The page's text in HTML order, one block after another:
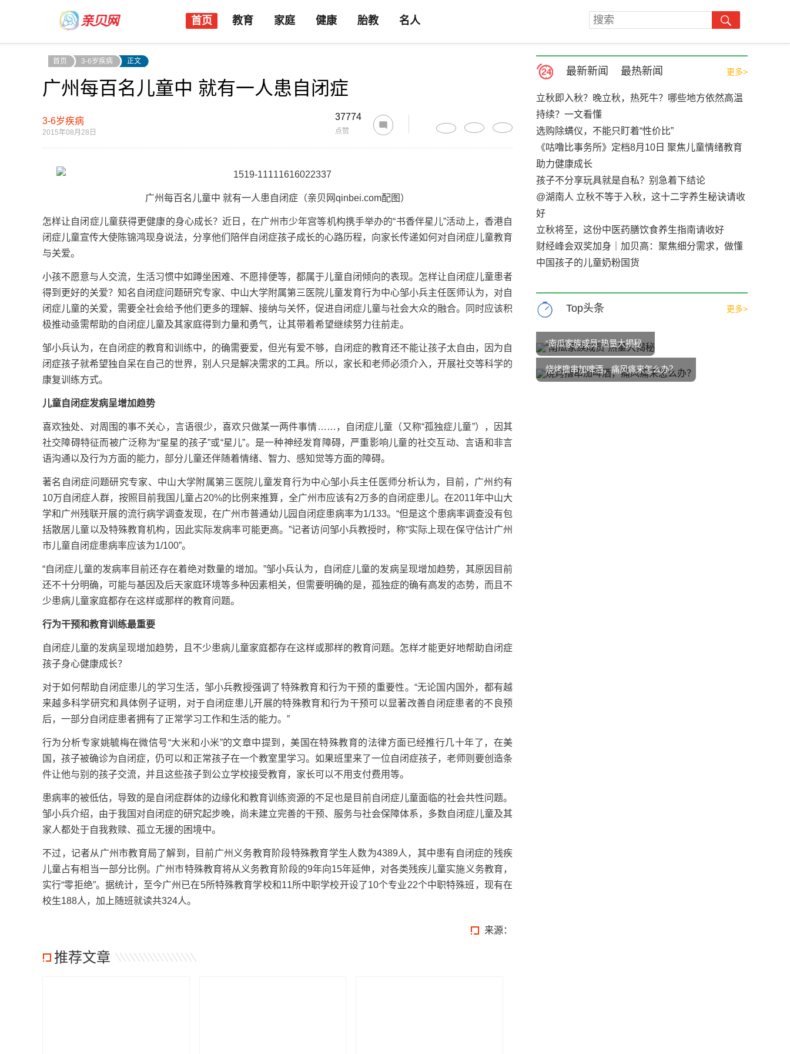
首页 教育 家庭 健康 胎教 名人
首页 3-6岁疾病 正文
广州每百名儿童中 就有一人患自闭症
3-6岁疾病
2015年08月28日
37774
点赞
广州每百名儿童中 就有一人患自闭症（亲贝网qinbei.com配图）
怎样让自闭症儿童获得更健康的身心成长？近日，在广州市少年宫等机构携手举办的“书香伴星儿”活动上，香港自
闭症儿童宣传大使陈锦鸿现身说法，分享他们陪伴自闭症孩子成长的心路历程，向家长传递如何对自闭症儿童教育
与关爱。
小孩不愿意与人交流，生活习惯中如蹲坐困难、不愿排便等，都属于儿童自闭倾向的表现。怎样让自闭症儿童患者
得到更好的关爱？知名自闭症问题研究专家、中山大学附属第三医院儿童发育行为中心邹小兵主任医师认为，对自
闭症儿童的关爱，需要全社会给予他们更多的理解、接纳与关怀，促进自闭症儿童与社会大众的融合。同时应该积
极推动亟需帮助的自闭症儿童及其家庭得到力量和勇气，让其带着希望继续努力往前走。
邹小兵认为，在自闭症的教育和训练中，的确需要爱，但光有爱不够，自闭症的教育还不能让孩子太自由，因为自
闭症孩子就希望独自呆在自己的世界，别人只是解决需求的工具。所以，家长和老师必须介入，开展社交等科学的
康复训练方式。
儿童自闭症发病呈增加趋势
喜欢独处、对周围的事不关心，言语很少，喜欢只做某一两件事情……，自闭症儿童（又称“孤独症儿童”），因其
社交障碍特征而被广泛称为“星星的孩子”或“星儿”。是一种神经发育障碍，严重影响儿童的社交互动、言语和非言
语沟通以及行为方面的能力，部分儿童还伴随着情绪、智力、感知觉等方面的障碍。
著名自闭症问题研究专家、中山大学附属第三医院儿童发育行为中心邹小兵主任医师分析认为，目前，广州约有
10万自闭症人群，按照目前我国儿童占20%的比例来推算，全广州市应该有2万多的自闭症患儿。在2011年中山大
学和广州残联开展的流行病学调查发现，在广州市普通幼儿园自闭症患病率为1/133。“但是这个患病率调查没有包
括散居儿童以及特殊教育机构，因此实际发病率可能更高。”记者访问邹小兵教授时，称“实际上现在保守估计广州
市儿童自闭症患病率应该为1/100”。
“自闭症儿童的发病率目前还存在着绝对数量的增加。”邹小兵认为，自闭症儿童的发病呈现增加趋势，其原因目前
还不十分明确，可能与基因及后天家庭环境等多种因素相关，但需要明确的是，孤独症的确有高发的态势，而且不
少患病儿童家庭都存在这样或那样的教育问题。
行为干预和教育训练最重要
自闭症儿童的发病呈现增加趋势，且不少患病儿童家庭都存在这样或那样的教育问题。怎样才能更好地帮助自闭症
孩子身心健康成长？
对于如何帮助自闭症患儿的学习生活，邹小兵教授强调了特殊教育和行为干预的重要性。“无论国内国外，都有越
来越多科学研究和具体例子证明，对于自闭症患儿开展的特殊教育和行为干预可以显著改善自闭症患者的不良预
后，一部分自闭症患者拥有了正常学习工作和生活的能力。”
行为分析专家姚毓梅在微信号“大米和小米”的文章中提到，美国在特殊教育的法律方面已经推行几十年了，在美
国，孩子被确诊为自闭症，仍可以和正常孩子在一个教室里学习。如果班里来了一位自闭症孩子，老师则要创造条
件让他与别的孩子交流，并且这些孩子到公立学校接受教育，家长可以不用支付费用等。
患病率的被低估，导致的是自闭症群体的边缘化和教育训练资源的不足也是目前自闭症儿童面临的社会共性问题。
邹小兵介绍，由于我国对自闭症的研究起步晚，尚未建立完善的干预、服务与社会保障体系，多数自闭症儿童及其
家人都处于自我救赎、孤立无援的困境中。
不过，记者从广州市教育局了解到，目前广州义务教育阶段特殊教育学生人数为4389人，其中患有自闭症的残疾
儿童占有相当一部分比例。广州市特殊教育将从义务教育阶段的9年向15年延伸，对各类残疾儿童实施义务教育，
实行“零拒绝”。据统计，至今广州已在5所特殊教育学校和11所中职学校开设了10个专业22个中职特殊班，现有在
校生188人，加上随班就读共324人。
来源：
推荐文章
最新新闻 最热新闻 更多>
立秋即入秋？晚立秋，热死牛？哪些地方依然高温
持续？一文看懂
选购除螨仪，不能只盯着“性价比”
《咕噜比事务所》定档8月10日 聚焦儿童情绪教育
助力健康成长
孩子不分享玩具就是自私？别急着下结论
@湖南人 立秋不等于入秋，这十二字养生秘诀请收
好
立秋将至，这份中医药膳饮食养生指南请收好
财经峰会双奖加身｜加贝高：聚焦细分需求，做懂
中国孩子的儿童奶粉国货
Top头条 更多>
“南瓜家族成员”热量大揭秘
烧烤撸串加啤酒，痛风痛来怎么办？